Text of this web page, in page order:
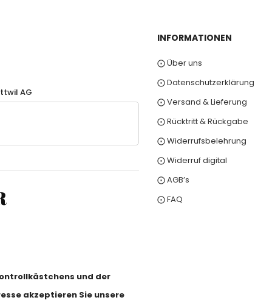
AG
und der
akzeptieren Sie unsere
INFORMATIONEN
⨀ Über uns
⨀ Datenschutzerklärung
⨀ Versand & Lieferung
⨀ Rücktritt & Rückgabe
⨀ Widerrufsbelehrung
⨀ Widerruf digital
⨀ AGB’s
⨀ FAQ